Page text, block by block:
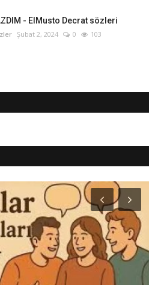
- ElMusto Decrat sözleri
Şubat 2, 2024 0 103